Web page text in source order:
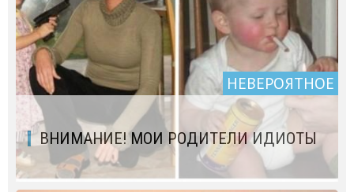
НЕВЕРОЯТНОЕ
ВНИМАНИЕ! МОИ РОДИТЕЛИ ИДИОТЫ